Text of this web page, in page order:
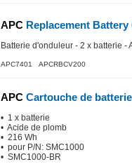
APC Replacement
Batterie d'onduleur - 2 x batterie -
APC7401 APCRBCV200
APC Cartouche de
• 1 x batterie
• Acide de plomb
• 216 Wh
• pour P/N: SMC1000
• SMC1000-BR